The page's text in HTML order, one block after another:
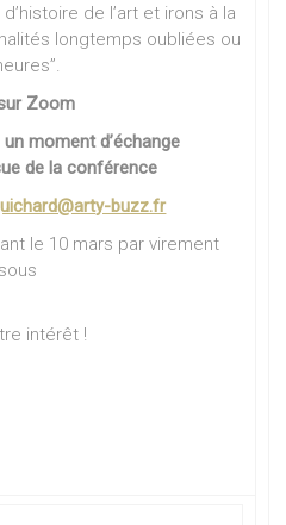
de l’art et irons à la
longtemps oubliées ou
Zoom
moment d’échange
de la conférence
buzz.fr
le 10 mars par virement
intérêt !